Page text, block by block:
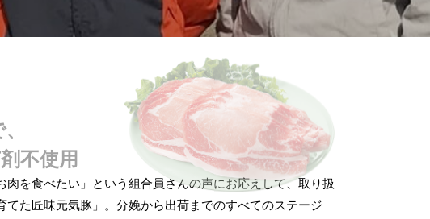
不使用
肉を食べたい」という組合員さんの声にお応えして、取り扱
てた匠味元気豚」。分娩から出荷までのすべてのステージ